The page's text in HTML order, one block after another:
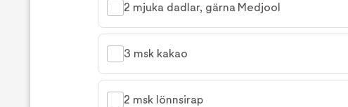
2 mjuka dadlar, gärna Medjool
3 msk kakao
2 msk lönnsirap